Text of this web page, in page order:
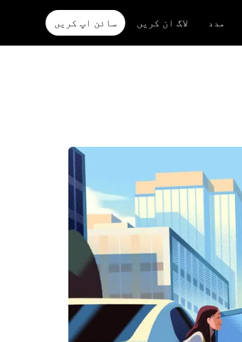
مدد لاگ ان کریں سائن اپ کریں